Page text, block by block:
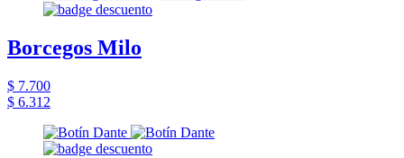
Borcegos Milo
$ 7.700
$ 6.312